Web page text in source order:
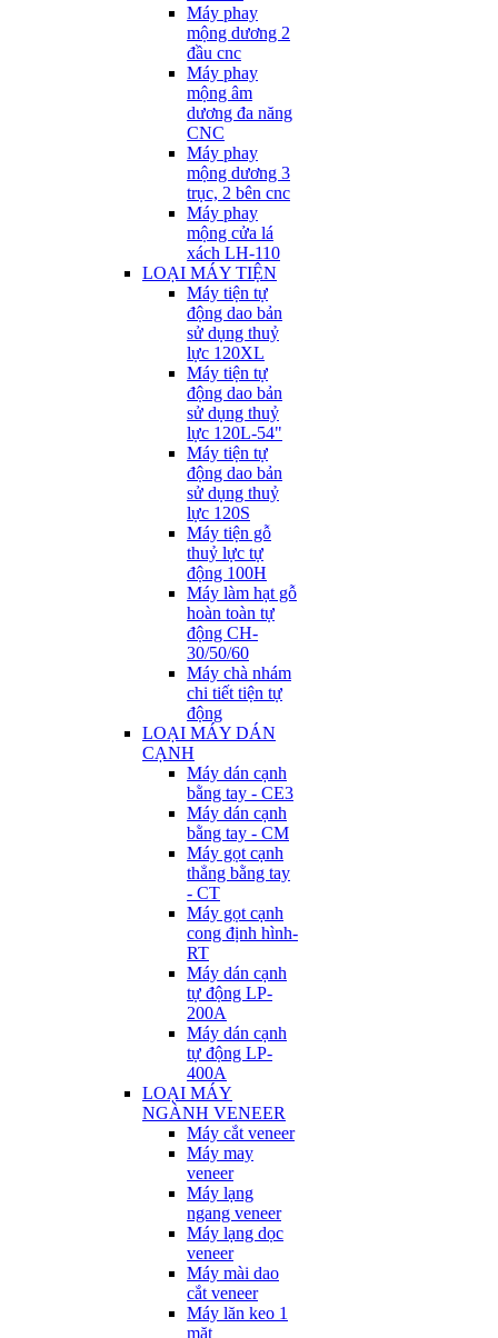
Máy phay
mộng dương 2
đầu cnc
Máy phay
mộng âm
dương đa năng
CNC
Máy phay
mộng dương 3
trục, 2 bên cnc
Máy phay
mộng cửa lá
xách LH-110
LOẠI MÁY TIỆN
Máy tiện tự
động dao bản
sử dụng thuỷ
lực 120XL
Máy tiện tự
động dao bản
sử dụng thuỷ
lực 120L-54"
Máy tiện tự
động dao bản
sử dụng thuỷ
lực 120S
Máy tiện gỗ
thuỷ lực tự
động 100H
Máy làm hạt gỗ
hoàn toàn tự
động CH-
30/50/60
Máy chà nhám
chi tiết tiện tự
động
LOẠI MÁY DÁN
CẠNH
Máy dán cạnh
bằng tay - CE3
Máy dán cạnh
bằng tay - CM
Máy gọt cạnh
thẳng bằng tay
- CT
Máy gọt cạnh
cong định hình-
RT
Máy dán cạnh
tự động LP-
200A
Máy dán cạnh
tự động LP-
400A
LOẠI MÁY
NGÀNH VENEER
Máy cắt veneer
Máy may
veneer
Máy lạng
ngang veneer
Máy lạng dọc
veneer
Máy mài dao
cắt veneer
Máy lăn keo 1
mặt